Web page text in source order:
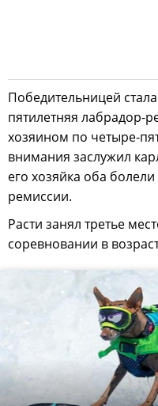
Победительницей
пятилетняя лабрадор-
хозяином по четыре-
внимания заслужил
его хозяйка оба
ремиссии.
Расти занял третье
соревновании в